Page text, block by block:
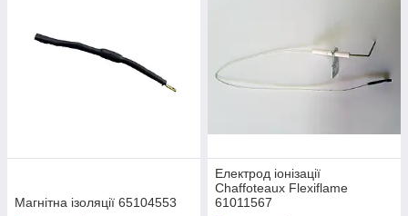
Магнітна ізоляції 65104553
Електрод іонізації
Chaffoteaux Flexiflame
61011567